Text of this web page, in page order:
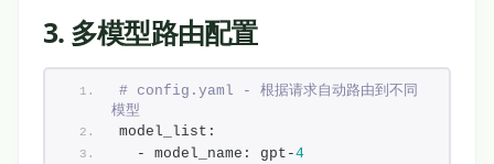
3. 多模型路由配置
# config.yaml - 根据请求自动路由到不同
模型
model_list:
  - model_name: gpt-
4